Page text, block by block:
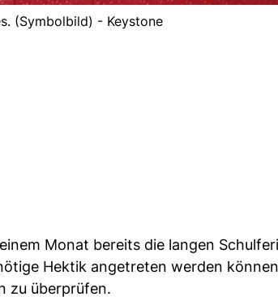
(Symbolbild) - Keystone
Monat bereits die langen
Hektik angetreten werden
zu überprüfen.